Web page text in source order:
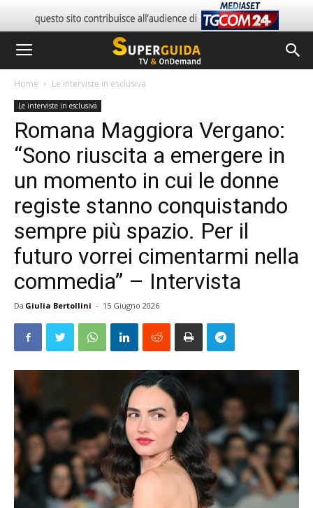
Home Le interviste in esclusiva
Le interviste in esclusiva
Romana Maggiora Vergano:
“Sono riuscita a emergere in
un momento in cui le donne
registe stanno conquistando
sempre più spazio. Per il
futuro vorrei cimentarmi nella
commedia” – Intervista
Da Giulia Bertollini - 15 Giugno 2026